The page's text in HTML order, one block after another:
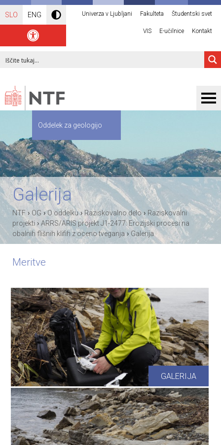
SLO ENG Univerza v Ljubljani Fakulteta Študentski svet
VIS E-učilnice Kontakt
Oddelek za geologijo
Galerija
NTF › OG ›O oddelku›Raziskovalno delo› Raziskovalni
projekti › ARRS/ARIS projekt J1-2477: Erozijski procesi na
obalnih flišnih klifih z oceno tveganja› Galerija
Meritve
GALERIJA